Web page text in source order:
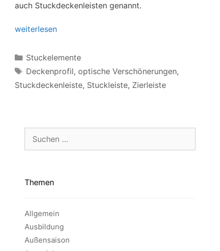
auch Stuckdeckenleisten genannt.
weiterlesen
Kategorien
Stuckelemente
Schlagwörter
Deckenprofil, optische Verschönerungen,
Stuckdeckenleiste, Stuckleiste, Zierleiste
nach:
Themen
Allgemein
Ausbildung
Außensaison